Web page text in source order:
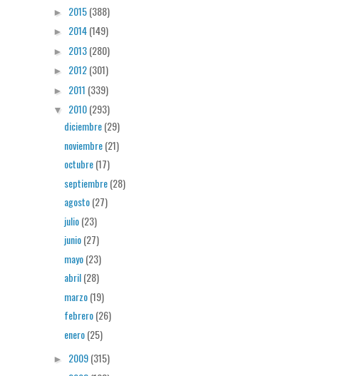
► 2015(388)
► 2014(149)
► 2013(280)
► 2012(301)
► 2011 (339)
▼ 2010(293)
diciembre(29)
noviembre(21)
octubre(17)
septiembre(28)
agosto(27)
julio(23)
junio(27)
mayo(23)
abril(28)
marzo(19)
febrero(26)
enero(25)
► 2009(315)